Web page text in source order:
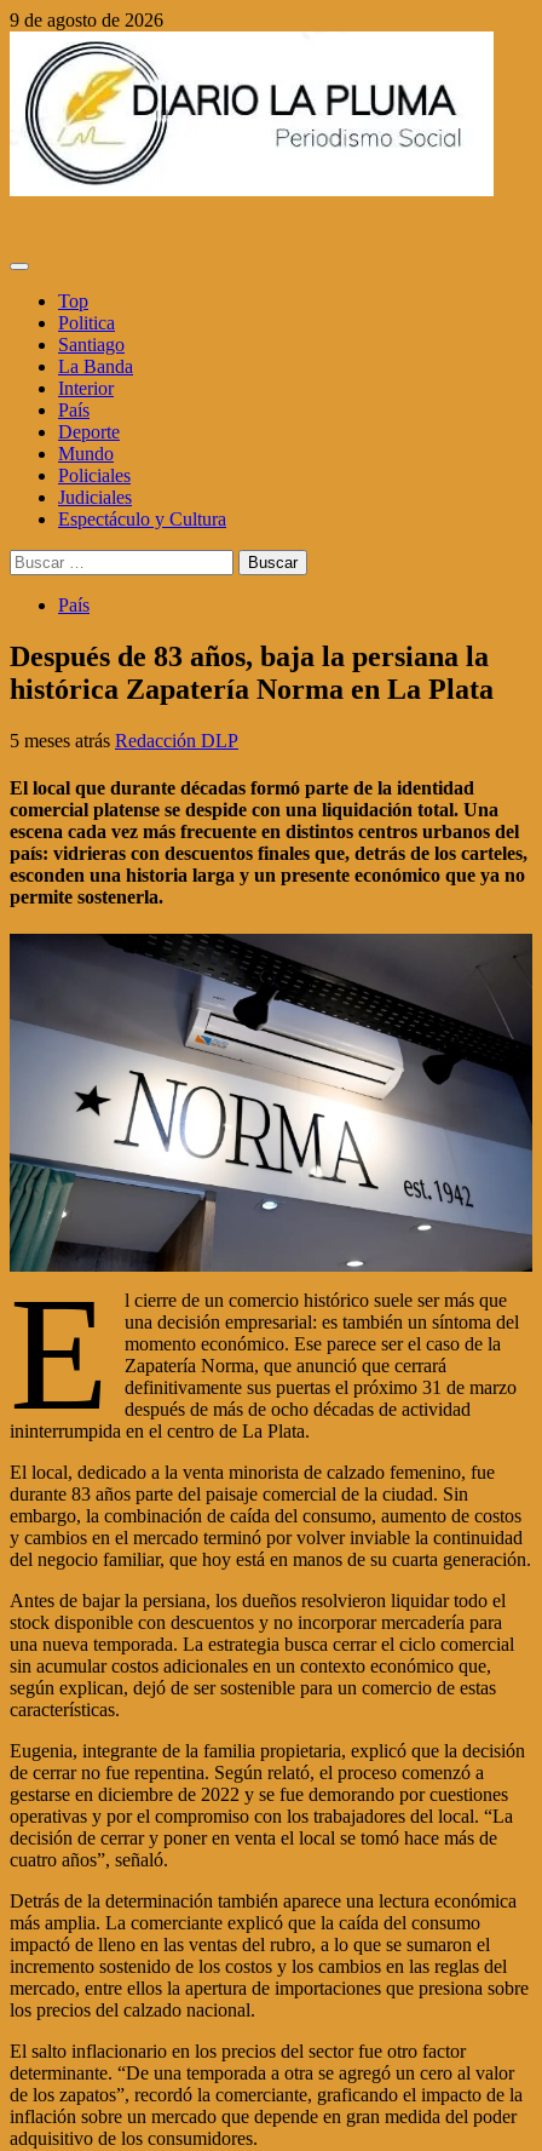
Saltar
contenido
9 de agosto de 2026
Menú
principalTop
Politica
Santiago
La Banda
Interior
País
Deporte
Mundo
Policiales
Judiciales
Espectáculo y Cultura
Buscar:
País
Después de 83 años, baja la persiana la
histórica Zapatería Norma en La Plata
5 meses atrás Redacción DLP
El local que durante décadas formó parte de la identidad
comercial platense se despide con una liquidación total. Una
escena cada vez más frecuente en distintos centros urbanos del
país: vidrieras con descuentos finales que, detrás de los carteles,
esconden una historia larga y un presente económico que ya no
permite sostenerla.
E
l cierre de un comercio histórico suele ser más que
una decisión empresarial: es también un síntoma del
momento económico. Ese parece ser el caso de la
Zapatería Norma, que anunció que cerrará
definitivamente sus puertas el próximo 31 de marzo
después de más de ocho décadas de actividad
ininterrumpida en el centro de La Plata.
El local, dedicado a la venta minorista de calzado femenino, fue
durante 83 años parte del paisaje comercial de la ciudad. Sin
embargo, la combinación de caída del consumo, aumento de costos
y cambios en el mercado terminó por volver inviable la continuidad
del negocio familiar, que hoy está en manos de su cuarta generación.
Antes de bajar la persiana, los dueños resolvieron liquidar todo el
stock disponible con descuentos y no incorporar mercadería para
una nueva temporada. La estrategia busca cerrar el ciclo comercial
sin acumular costos adicionales en un contexto económico que,
según explican, dejó de ser sostenible para un comercio de estas
características.
Eugenia, integrante de la familia propietaria, explicó que la decisión
de cerrar no fue repentina. Según relató, el proceso comenzó a
gestarse en diciembre de 2022 y se fue demorando por cuestiones
operativas y por el compromiso con los trabajadores del local. “La
decisión de cerrar y poner en venta el local se tomó hace más de
cuatro años”, señaló.
Detrás de la determinación también aparece una lectura económica
más amplia. La comerciante explicó que la caída del consumo
impactó de lleno en las ventas del rubro, a lo que se sumaron el
incremento sostenido de los costos y los cambios en las reglas del
mercado, entre ellos la apertura de importaciones que presiona sobre
los precios del calzado nacional.
El salto inflacionario en los precios del sector fue otro factor
determinante. “De una temporada a otra se agregó un cero al valor
de los zapatos”, recordó la comerciante, graficando el impacto de la
inflación sobre un mercado que depende en gran medida del poder
adquisitivo de los consumidores.